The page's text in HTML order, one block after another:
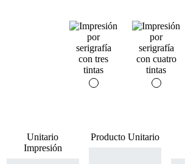
Unitario
Impresión
Producto Unitario